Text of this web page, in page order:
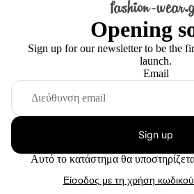
Opening
Sign up for our newsletter to be the
launch.
Email
Sign up
Αυτό το κατάστημα θα
Είσοδος με τη χρήση